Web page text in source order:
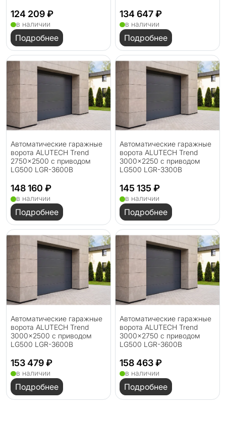
124 209 ₽
в наличии
Подробнее
134 647 ₽
в наличии
Подробнее
Автоматические гаражные
ворота ALUTECH Trend
2750×2500 с приводом
LG500 LGR-3600B
148 160 ₽
в наличии
Подробнее
Автоматические гаражные
ворота ALUTECH Trend
3000×2250 с приводом
LG500 LGR-3300B
145 135 ₽
в наличии
Подробнее
Автоматические гаражные
ворота ALUTECH Trend
3000×2500 с приводом
LG500 LGR-3600B
153 479 ₽
в наличии
Подробнее
Автоматические гаражные
ворота ALUTECH Trend
3000×2750 с приводом
LG500 LGR-3600B
158 463 ₽
в наличии
Подробнее